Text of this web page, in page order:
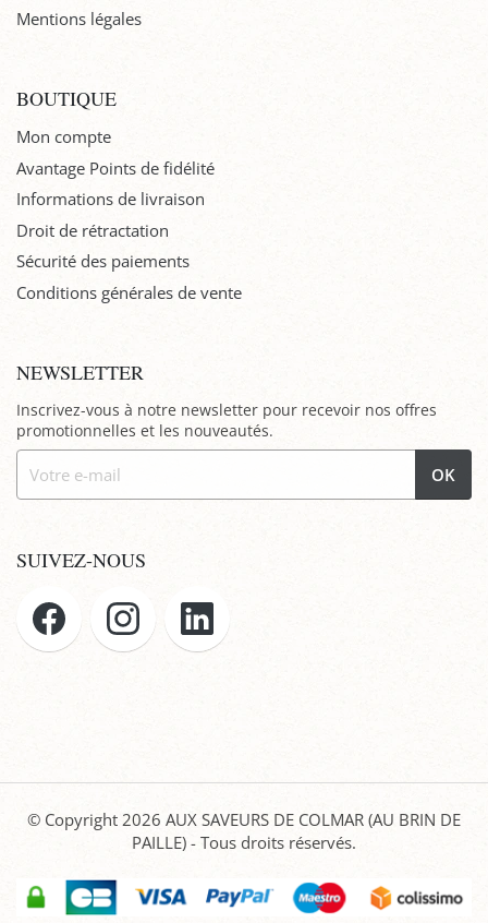
Mentions légales
BOUTIQUE
Mon compte
Avantage Points de fidélité
Informations de livraison
Droit de rétractation
Sécurité des paiements
Conditions générales de vente
NEWSLETTER
Inscrivez-vous à notre newsletter pour recevoir nos offres
promotionnelles et les nouveautés.
OK
SUIVEZ-NOUS
© Copyright 2026 AUX SAVEURS DE COLMAR (AU BRIN DE
PAILLE) - Tous droits réservés.